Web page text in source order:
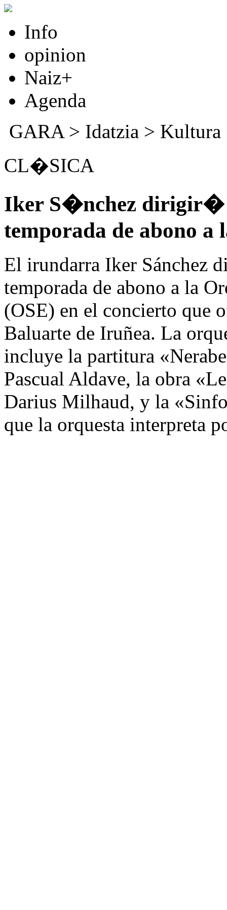
Info
opinion
Naiz+
Agenda
GARA> Idatzia > Kultura
CL�SICA
Iker S�nchez dirigir�
temporada de abono a
El irundarra Iker Sánchez
temporada de abono a la
(OSE) en el concierto que
Baluarte de Iruñea. La
incluye la partitura
Pascual Aldave, la obra
Darius Milhaud, y la
que la orquesta interpreta